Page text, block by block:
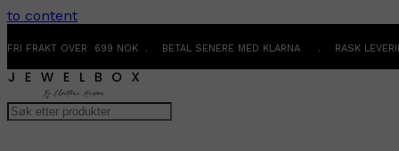
to content
FRI FRAKT OVER 699 NOK . BETAL SENERE MED KLARNA . RASK